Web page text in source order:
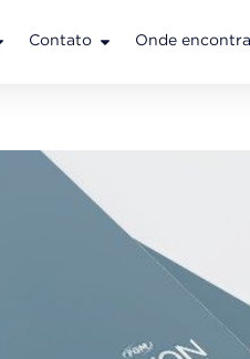
Contato Onde